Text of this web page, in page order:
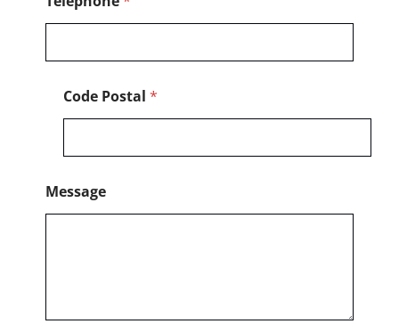
g
Code Postal *
Message